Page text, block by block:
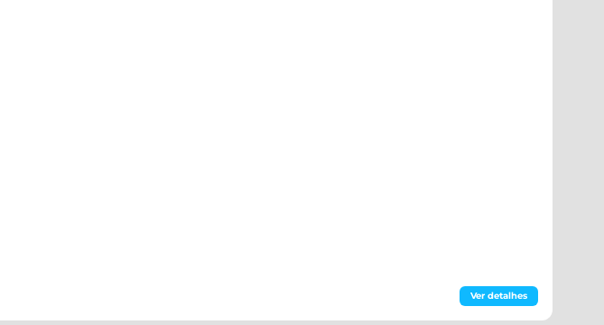
Ver detalhes